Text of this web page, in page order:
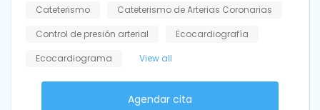
Cateterismo
Cateterismo de Arterias Coronarias
Control de presión arterial
Ecocardiografía
Ecocardiograma
View all
Agendar cita